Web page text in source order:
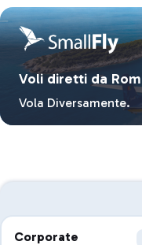
Voli diretti da
Vola Diversamente.
Corporate